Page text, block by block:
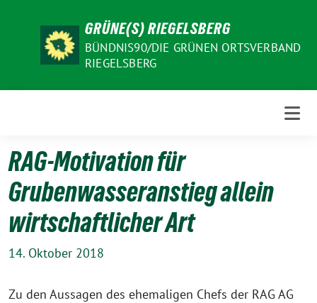
GRÜNE(S) RIEGELSBERG
BÜNDNIS90/DIE GRÜNEN ORTSVERBAND
RIEGELSBERG
RAG-Motivation für
Grubenwasseranstieg allein
wirtschaftlicher Art
14. Oktober 2018
Zu den Aussagen des ehemaligen Chefs der RAG AG